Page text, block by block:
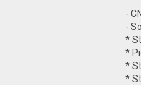
-
-
*
*
*
*